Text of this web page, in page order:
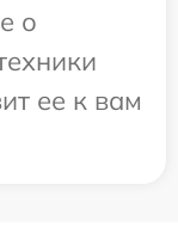
о
ее к вам